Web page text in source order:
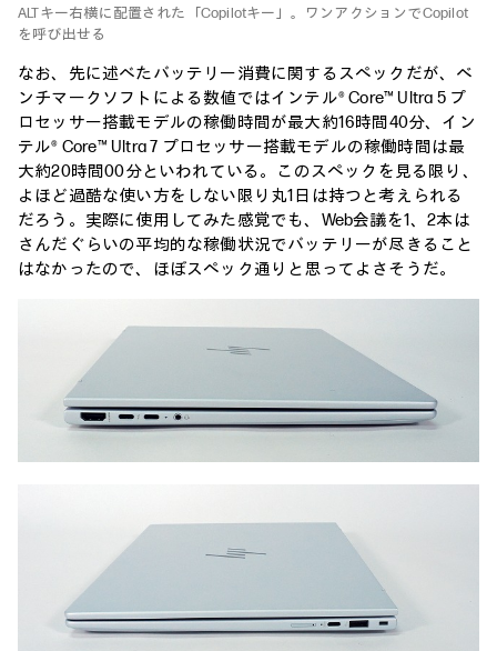
ALTキー右横に配置された「Copilotキー」。ワンアクションでCopilot
を呼び出せる
なお、先に述べたバッテリー消費に関するスペックだが、ベ
ンチマークソフトによる数値ではインテル® Core™ Ultra 5 プ
ロセッサー搭載モデルの稼働時間が最大約16時間40分、イン
テル® Core™ Ultra 7 プロセッサー搭載モデルの稼働時間は最
大約20時間00分といわれている。このスペックを見る限り、
よほど過酷な使い方をしない限り丸1日は持つと考えられる
だろう。実際に使用してみた感覚でも、Web会議を1、2本は
さんだぐらいの平均的な稼働状況でバッテリーが尽きること
はなかったので、ほぼスペック通りと思ってよさそうだ。